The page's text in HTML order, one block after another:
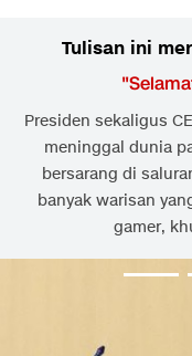
Tulisan ini
"
Presiden sekaligus
meninggal dunia
bersarang di
banyak warisan
gamer,